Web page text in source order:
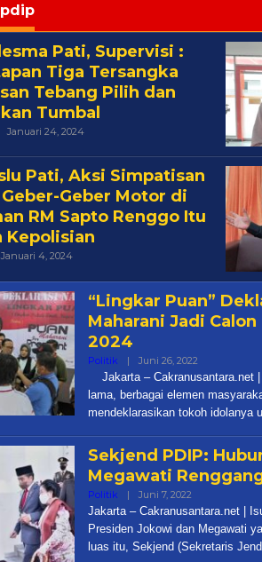
Pati, Supervisi :
Tiga Tersangka
Tebang Pilih dan
Tumbal
Januari 24, 2024Oleh
Pati, Aksi Simpatisan
Geber-Geber Motor di
RM Sapto Renggo Itu
Kepolisian
Januari 4, 2024Oleh
“Lingkar Puan”
Maharani Jadi
2024
Politik | Juni 26, 2022
Cakra
Jakarta – Cakranusantara.net
lama, berbagai elemen
mendeklarasikan tokoh idolanya
Sekjend PDIP:
Megawati
Politik | Juni 7, 2022
Cakra
Jakarta – Cakranusantara.net |
Presiden Jokowi dan Megawati
luas itu, Sekjend (Sekretaris